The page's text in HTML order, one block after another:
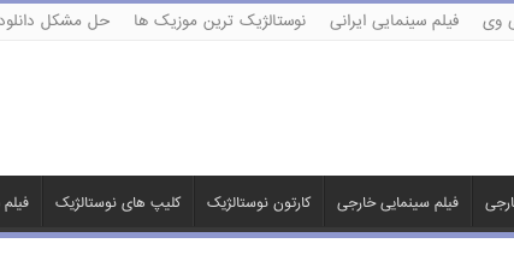
وی فیلم سینمایی ایرانی نوستالژیک ترین موزیک ها حل مشکل
فیلم سینمایی خارجی کارتون نوستالژیک کلیپ های نوستالژیک